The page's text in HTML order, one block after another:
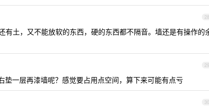
28
有土，又不能放软的东西，硬的东西都不隔音。墙还是有操作的
29
垫一层再漆墙呢？感觉要占用点空间，算下来可能有点亏
30